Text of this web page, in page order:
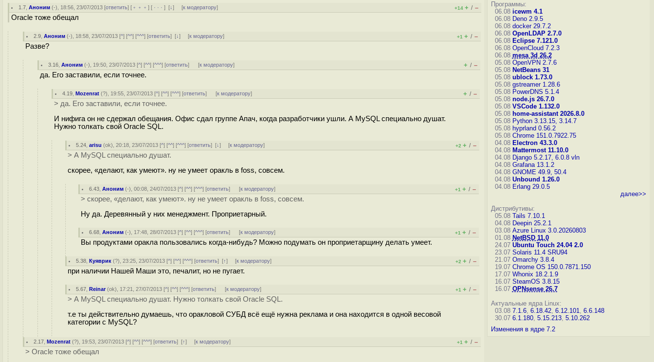
1.7 ,Аноним (-), 18:56, 23/07/2013 [ответить] [ ﹢﹢﹢] [ · · ·][↓] [к модератору] +14 + / –
Oracle тоже обещал
2.9 ,Аноним (-), 18:58, 23/07/2013 [^] [^^] [^^^] [ответить][↓] [к модератору] +1 + / –
Разве?
3.16 ,Аноним (-), 19:50, 23/07/2013 [^] [^^] [^^^] [ответить] [к модератору] + / –
да. Его заставили, если точнее.
4.19 ,Mozenrat (?), 19:55, 23/07/2013 [^] [^^] [^^^] [ответить] [к модератору] + / –
> да. Его заставили, если точнее.
И нифига он не сдержал обещания. Офис сдал группе Апач, когда разработчики ушли. А MySQL специально душат.
Нужно толкать свой Oracle SQL.
5.24 ,arisu (ok), 20:18, 23/07/2013 [^] [^^] [^^^] [ответить][↓] [к модератору] +2 + / –
> А MySQL специально душат.
скорее, «делают, как умеют». ну не умеет оракль в foss, совсем.
6.43 ,Аноним (-), 00:08, 24/07/2013 [^] [^^] [^^^] [ответить] [к модератору] +1 + / –
> скорее, «делают, как умеют». ну не умеет оракль в foss, совсем.
Ну да. Деревянный у них менеджмент. Проприетарный.
6.68 ,Аноним (-), 17:48, 28/07/2013 [^] [^^] [^^^] [ответить] [к модератору] +1 + / –
Вы продуктами оракла пользовались когда-нибудь? Можно подумать он проприетарщину делать умеет.
5.38 ,Куяврик (?), 23:25, 23/07/2013 [^] [^^] [^^^] [ответить][↑] [к модератору] +2 + / –
при наличии Нашей Маши это, печалит, но не пугает.
5.67 ,Reinar(ok), 17:21, 27/07/2013 [^] [^^] [^^^] [ответить] [к модератору] +1 + / –
> А MySQL специально душат. Нужно толкать свой Oracle SQL.
т.е ты действительно думаешь, что оракловой СУБД всё ещё нужна реклама и она находится в одной весовой
категории с MySQL?
2.17 ,Mozenrat (?), 19:53, 23/07/2013 [^] [^^] [^^^] [ответить][↑] [к модератору] +1 + / –
> Oracle тоже обещал
Программы:
06.08 icewm 4.1
06.08 Deno 2.9.5
06.08 docker 29.7.2
06.08 OpenLDAP 2.7.0
06.08 Eclipse 7.121.0
06.08 OpenCloud 7.2.3
06.08 mesa 3d 26.2
05.08 OpenVPN 2.7.6
05.08 NetBeans 31
05.08 ublock 1.73.0
05.08 gstreamer 1.28.6
05.08 PowerDNS 5.1.4
05.08 node.js 26.7.0
05.08 VSCode 1.132.0
05.08 home-assistant 2026.8.0
05.08 Python 3.13.15, 3.14.7
05.08 hyprland 0.56.2
05.08 Chrome 151.0.7922.75
04.08 Electron 43.3.0
04.08 Mattermost 11.10.0
04.08 Django 5.2.17, 6.0.8 vln
04.08 Grafana 13.1.2
04.08 GNOME 49.9, 50.4
04.08 Unbound 1.26.0
04.08 Erlang 29.0.5
далее>>
Дистрибутивы:
05.08 Tails 7.10.1
04.08 Deepin 25.2.1
03.08 Azure Linux 3.0.20260803
01.08 NetBSD 11.0
24.07 Ubuntu Touch 24.04 2.0
23.07 Solaris 11.4 SRU94
21.07 Omarchy 3.8.4
19.07 Chrome OS 150.0.7871.150
17.07 Whonix 18.2.1.9
16.07 SteamOS 3.8.15
16.07 OPNsense 26.7
Актуальные ядра Linux:
03.08 7.1.6, 6.18.42, 6.12.101, 6.6.148
30.07 6.1.180, 5.15.213, 5.10.262
Изменения в ядре 7.2